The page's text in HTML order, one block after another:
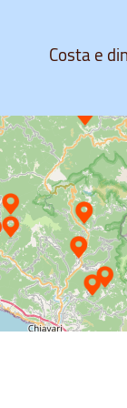
Costa e